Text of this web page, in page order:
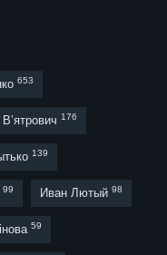
653
176
139
99 Иван Лютый 98
59